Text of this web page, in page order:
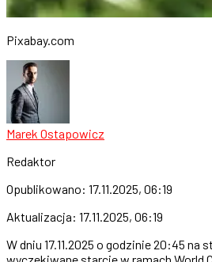
Pixabay.com
Marek Ostapowicz
Redaktor
Opublikowano: 17.11.2025, 06:19
Aktualizacja: 17.11.2025, 06:19
W dniu 17.11.2025 o godzinie 20:45 na